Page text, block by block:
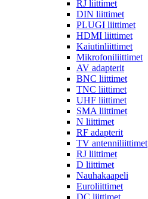
RJ liittimet
DIN liittimet
PLUGI liittimet
HDMI liittimet
Kaiutinliittimet
Mikrofoniliittimet
AV adapterit
BNC liittimet
TNC liittimet
UHF liittimet
SMA liittimet
N liittimet
RF adapterit
TV antenniliittimet
RJ liittimet
D liittimet
Nauhakaapeli
Euroliittimet
DC liittimet